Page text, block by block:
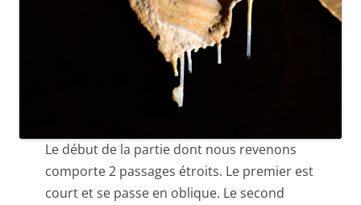
Le début de la partie dont nous revenons
comporte 2 passages étroits. Le premier est
court et se passe en oblique. Le second